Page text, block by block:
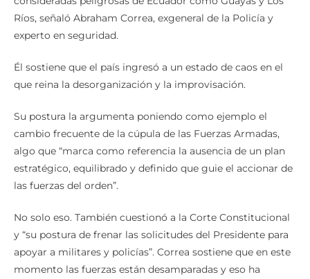
Ríos, señaló Abraham Correa, exgeneral de la Policía y
experto en seguridad.
Él sostiene que el país ingresó a un estado de caos en el
que reina la desorganización y la improvisación.
Su postura la argumenta poniendo como ejemplo el
cambio frecuente de la cúpula de las Fuerzas Armadas,
algo que “marca como referencia la ausencia de un plan
estratégico, equilibrado y definido que guie el accionar de
las fuerzas del orden”.
No solo eso. También cuestionó a la Corte Constitucional
y “su postura de frenar las solicitudes del Presidente para
apoyar a militares y policías”. Correa sostiene que en este
momento las fuerzas están desamparadas y eso ha